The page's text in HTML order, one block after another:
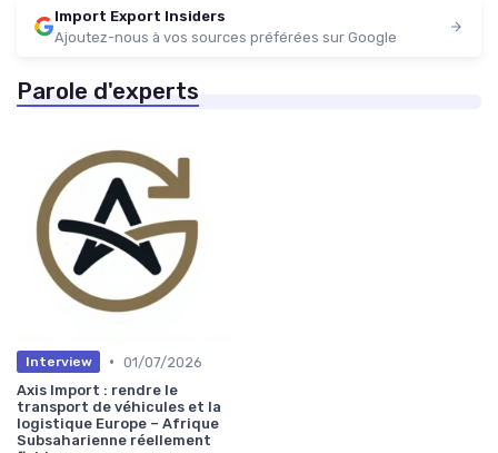
Import Export Insiders
Ajoutez-nous à vos sources préférées sur Google
Parole d'experts
Interview • 01/07/2026
Axis Import : rendre le
transport de véhicules et la
logistique Europe – Afrique
Subsaharienne réellement